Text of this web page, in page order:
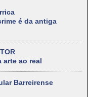
é da antiga
arte ao real
Barreirense